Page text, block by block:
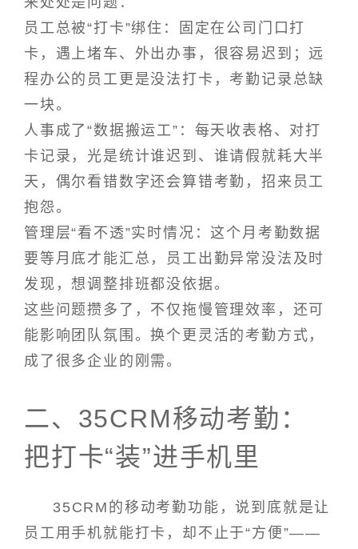
员工总被“打卡”绑住：固定在公司门口打
卡，遇上堵车、外出办事，很容易迟到；远
程办公的员工更是没法打卡，考勤记录总缺
一块。
人事成了“数据搬运工”：每天收表格、对打
卡记录，光是统计谁迟到、谁请假就耗大半
天，偶尔看错数字还会算错考勤，招来员工
抱怨。
管理层“看不透”实时情况：这个月考勤数据
要等月底才能汇总，员工出勤异常没法及时
发现，想调整排班都没依据。
这些问题攒多了，不仅拖慢管理效率，还可
能影响团队氛围。换个更灵活的考勤方式，
成了很多企业的刚需。
二、35CRM移动考勤：
把打卡“装”进手机里
35CRM的移动考勤功能，说到底就是让
员工用手机就能打卡，却不止于“方便”——